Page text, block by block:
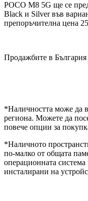
POCO M8 5G ще се
Black и Silver във
препоръчителна цена
Продажбите в България
*Наличността може да
региона. Можете да
повече опции за
*Наличното
по-малко от общата
операционната
инсталирани на